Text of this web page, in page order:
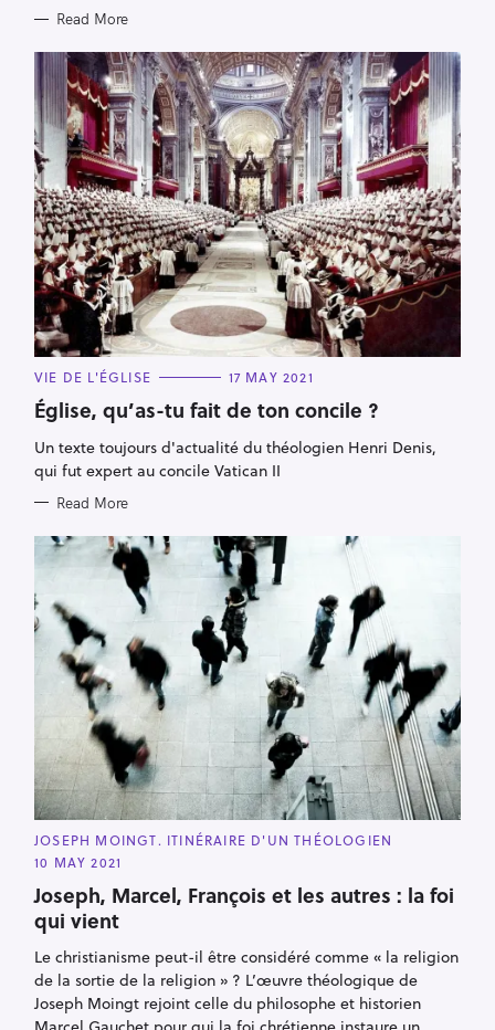
Read More
C
T
E
O
I
S
VIE DE L'ÉGLISE 17 MAY 2021
Église, qu’as-tu fait de ton concile ?
Un texte toujours d'actualité du théologien Henri Denis,
qui fut expert au concile Vatican II
Read More
C
T
G
R
E
S
JOSEPH MOINGT. ITINÉRAIRE D'UN THÉOLOGIEN
10 MAY 2021
Joseph, Marcel, François et les autres : la foi
qui vient
Le christianisme peut-il être considéré comme « la religion
de la sortie de la religion » ? L’œuvre théologique de
Joseph Moingt rejoint celle du philosophe et historien